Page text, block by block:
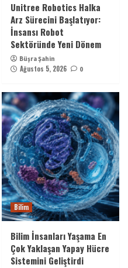
Unitree Robotics Halka
Arz Sürecini Başlatıyor:
İnsansı Robot
Sektöründe Yeni Dönem
Büşra Şahin
Ağustos 5, 2026 0
Bilim
Bilim İnsanları Yaşama En
Çok Yaklaşan Yapay Hücre
Sistemini Geliştirdi